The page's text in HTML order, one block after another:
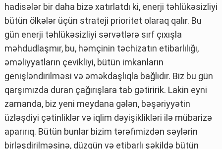
hadisələr bir daha bizə xatırlatdı ki, enerji təhlükəsizliyi
bütün ölkələr üçün strateji prioritet olaraq qalır. Bu
gün enerji təhlükəsizliyi sərvətlərə sırf çıxışla
məhdudlaşmır, bu, həmçinin təchizatın etibarlılığı,
əməliyyatların çevikliyi, bütün imkanların
genişləndirilməsi və əməkdaşlıqla bağlıdır. Biz bu gün
qarşımızda duran çağırışlara tab gətiririk. Lakin eyni
zamanda, biz yeni meydana gələn, bəşəriyyətin
üzləşdiyi çətinliklər və iqlim dəyişiklikləri ilə mübarizə
aparırıq. Bütün bunlar bizim tərəfimizdən səylərin
birləşdirilməsinə, düzgün və etibarlı şəkildə bütün